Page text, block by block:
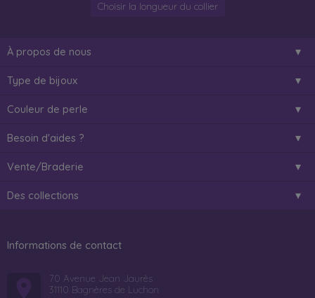
Choisir la longueur du collier
À propos de nous
Type de bijoux
Couleur de perle
Besoin d'aides ?
Vente/Braderie
Des collections
Informations de contact
70 Avenue Jean Jaurès
31110 Bagnères de Luchon